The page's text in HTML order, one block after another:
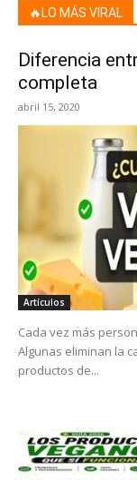
🔥LO MÁS VIRAL
Diferencia
completa
abril 15, 2020
Artículos
Cada vez más
Algunas eliminan la
productos de...